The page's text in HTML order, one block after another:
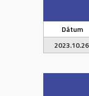
Dátum